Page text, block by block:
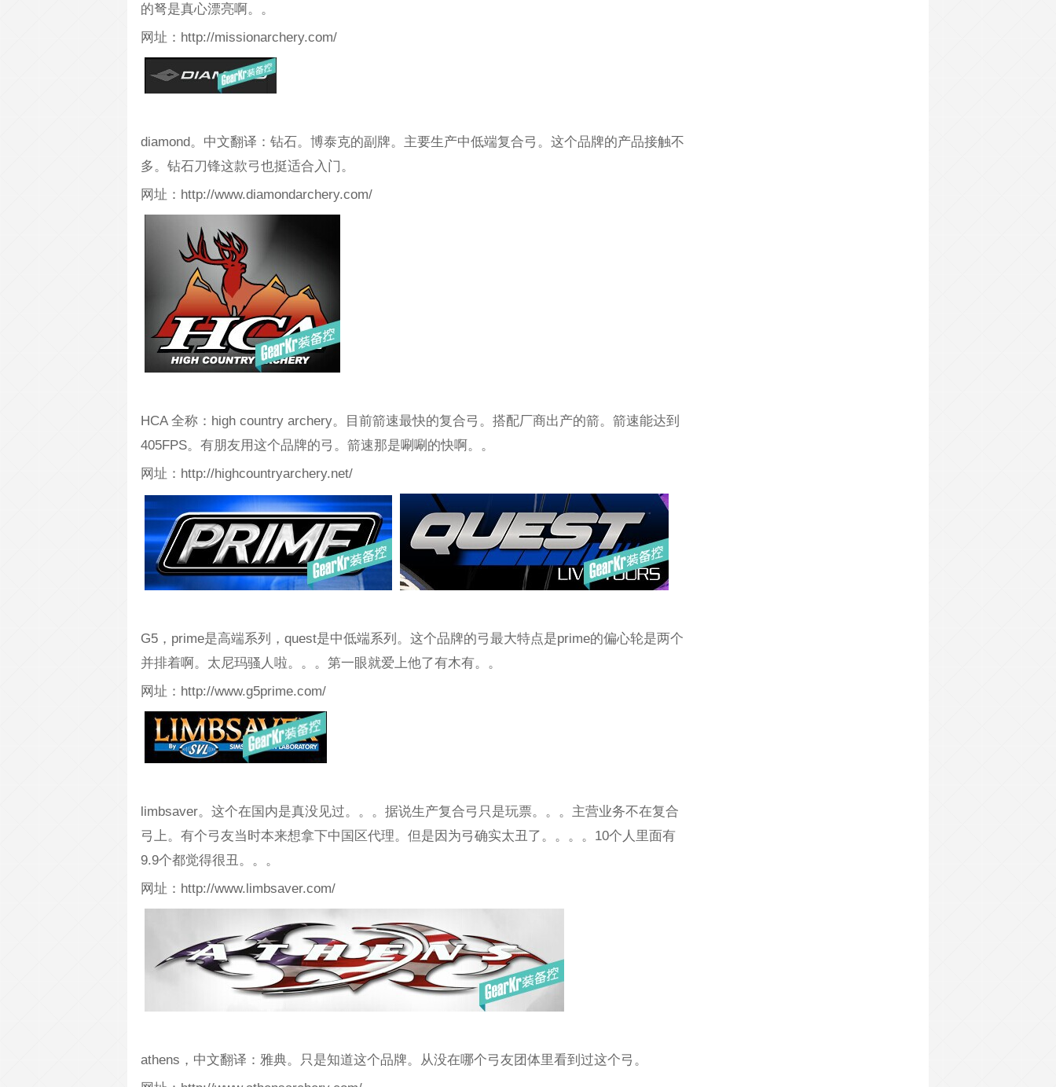
的弩是真心漂亮啊。。
网址：http://missionarchery.com/
diamond。中文翻译：钻石。博泰克的副牌。主要生产中低端复合弓。这个品牌的产品接触不
多。钻石刀锋这款弓也挺适合入门。
网址：http://www.diamondarchery.com/
HCA 全称：high country archery。目前箭速最快的复合弓。搭配厂商出产的箭。箭速能达到
405FPS。有朋友用这个品牌的弓。箭速那是唰唰的快啊。。
网址：http://highcountryarchery.net/
G5，prime是高端系列，quest是中低端系列。这个品牌的弓最大特点是prime的偏心轮是两个
并排着啊。太尼玛骚人啦。。。第一眼就爱上他了有木有。。
网址：http://www.g5prime.com/
limbsaver。这个在国内是真没见过。。。据说生产复合弓只是玩票。。。主营业务不在复合
弓上。有个弓友当时本来想拿下中国区代理。但是因为弓确实太丑了。。。。10个人里面有
9.9个都觉得很丑。。。
网址：http://www.limbsaver.com/
athens，中文翻译：雅典。只是知道这个品牌。从没在哪个弓友团体里看到过这个弓。